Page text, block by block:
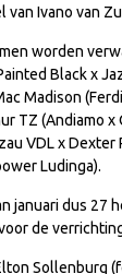
van Ivano van
worden
Black x
Madison
TZ (Andiamo
VDL x
Ludinga).
januari dus 27
de
Sollenburg